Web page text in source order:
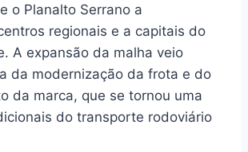
o Planalto Serrano a
regionais e a capitais do
A expansão da malha veio
da modernização da frota e do
da marca, que se tornou uma
do transporte rodoviário